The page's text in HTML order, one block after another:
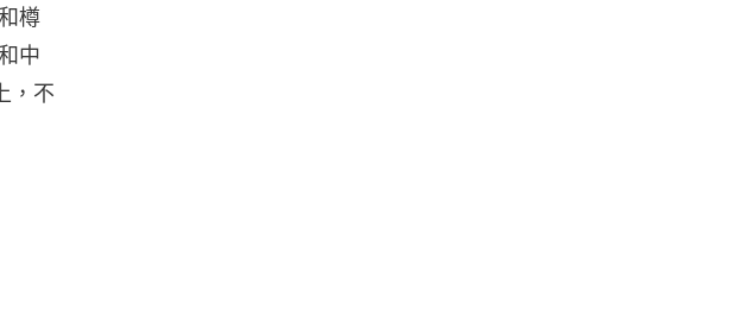
樽
中
，不